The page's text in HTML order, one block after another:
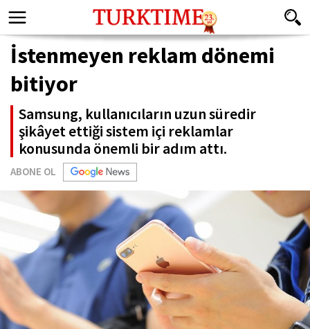
İstenmeyen reklam dönemi
bitiyor
Samsung, kullanıcıların uzun süredir
şikâyet ettiği sistem içi reklamlar
konusunda önemli bir adım attı.
ABONE OL